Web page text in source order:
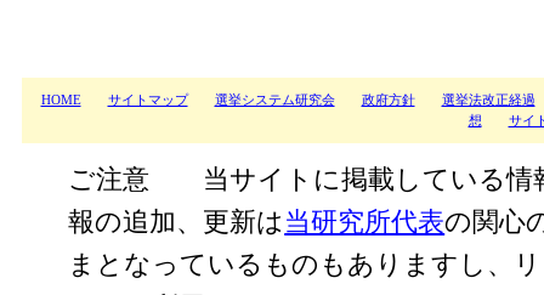
HOME サイトマップ 選挙システム研究会 政府方針
選挙法改正経過
想
サイ
ご注意 当サイトに掲載している情
報の追加、更新は 当研究所代表の関心
まとなっているものもありますし、